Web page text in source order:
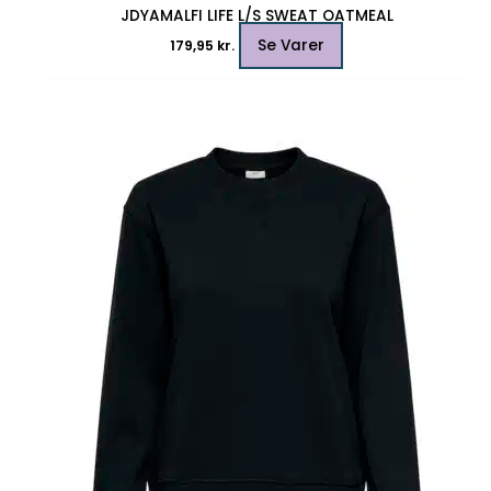
JDYAMALFI LIFE L/S SWEAT OATMEAL
179,95 kr. Se Varer
har
varianter.
Mulighederne
varesiden